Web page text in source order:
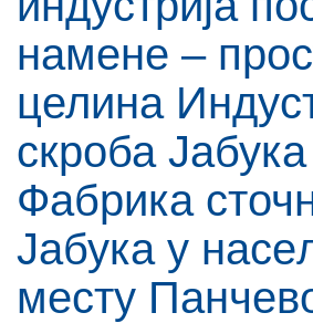
намене –
целина
скроба
Фабрика
Јабука у
месту